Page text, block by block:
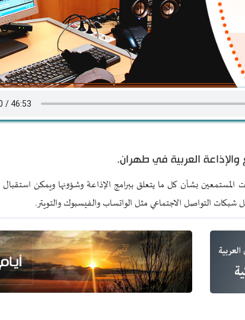
والإذاعة العربية في طهران.
بشأن كل ما يتعلق ببرامج الإذاعة وشؤونها ويمكن استقبال
شبكات التواصل الاجتماعي مثل الواتساب والفيسبوك والتويتر.